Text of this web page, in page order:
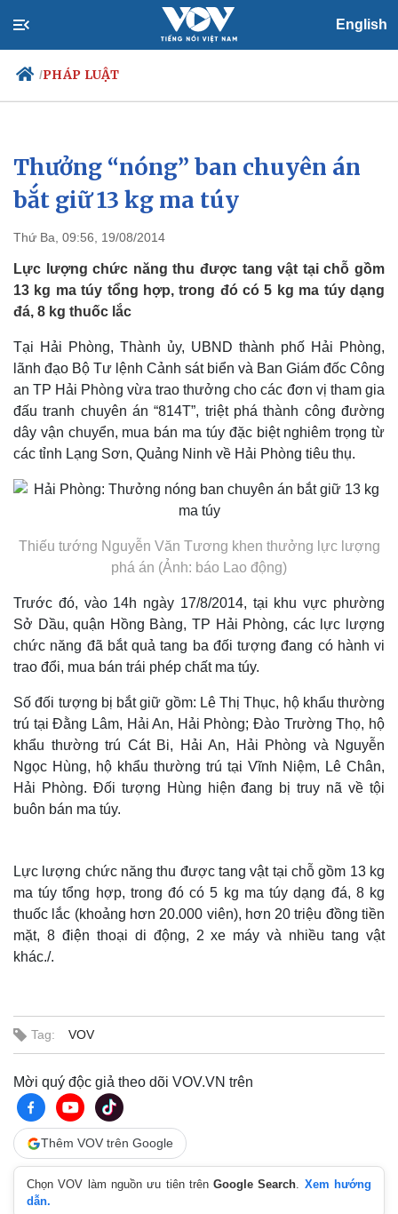
English
/PHÁP LUẬT
Chính trị
Đảng
Tổ chức nhân sự
Nhận diện sự thật
Xã hội
Tin 24h
Dự báo thời tiết
Việc làm
Biển đảo
Thưởng “nóng” ban chuyên án
bắt giữ 13 kg ma túy
Thứ Ba, 09:56, 19/08/2014
Lực lượng chức năng thu được tang vật tại chỗ gồm
13 kg ma túy tổng hợp, trong đó có 5 kg ma túy dạng
đá, 8 kg thuốc lắc
Tại Hải Phòng, Thành ủy, UBND thành phố Hải Phòng,
lãnh đạo Bộ Tư lệnh Cảnh sát biển và Ban Giám đốc Công
an TP Hải Phòng vừa trao thưởng cho các đơn vị tham gia
đấu tranh chuyên án “814T”, triệt phá thành công đường
dây vận chuyển, mua bán ma túy đặc biệt nghiêm trọng từ
các tỉnh Lạng Sơn, Quảng Ninh về Hải Phòng tiêu thụ.
Thiếu tướng Nguyễn Văn Tương khen thưởng lực lượng
phá án (Ảnh: báo Lao động)
Trước đó, vào 14h ngày 17/8/2014, tại khu vực phường
Sở Dầu, quận Hồng Bàng, TP Hải Phòng, các lực lượng
chức năng đã bắt quả tang ba đối tượng đang có hành vi
trao đổi, mua bán trái phép chất ma túy.
Số đối tượng bị bắt giữ gồm: Lê Thị Thục, hộ khẩu thường
trú tại Đằng Lâm, Hải An, Hải Phòng; Đào Trường Thọ, hộ
khẩu thường trú Cát Bi, Hải An, Hải Phòng và Nguyễn
Ngọc Hùng, hộ khẩu thường trú tại Vĩnh Niệm, Lê Chân,
Hải Phòng. Đối tượng Hùng hiện đang bị truy nã về tội
buôn bán ma túy.
Lực lượng chức năng thu được tang vật tại chỗ gồm 13 kg
ma túy tổng hợp, trong đó có 5 kg ma túy dạng đá, 8 kg
thuốc lắc (khoảng hơn 20.000 viên), hơn 20 triệu đồng tiền
mặt, 8 điện thoại di động, 2 xe máy và nhiều tang vật
khác./.
Tag: VOV
Mời quý độc giả theo dõi VOV.VN trên
Thêm VOV trên Google
Chọn VOV làm nguồn ưu tiên trênGoogle Search. Xem hướng
dẫn.